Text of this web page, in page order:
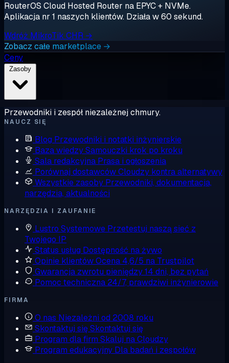
RouterOS Cloud Hosted Router na EPYC + NVMe.
Aplikacja nr 1 naszych klientów. Działa w 60 sekund.
Wdróż MikroTik CHR →
Zobacz całe marketplace →
Ceny
Przewodniki i zespół niezależnej chmury.
NAUCZ SIĘ
Blog Przewodniki i notatki inżynierskie
Baza wiedzySamouczki krok po kroku
Sala redakcyjna Prasa i ogłoszenia
Porównaj dostawcówCloudzy kontra alternatywy
Wszystkie zasoby Przewodniki, dokumentacja,
narzędzia, aktualności
NARZĘDZIA I ZAUFANIE
Lustro Systemowe Przetestuj naszą sieć z
Twojego IP
Status usług Dostępność na żywo
Opinie klientówOcena 4,6/5 na Trustpilot
Gwarancja zwrotu pieniędzy14 dni, bez pytań
Pomoc techniczna 24/7, prawdziwi inżynierowie
FIRMA
O nas Niezależni od 2008 roku
Skontaktuj sięSkontaktuj się
Program dla firm Skaluj na Cloudzy
Program edukacyjny Dla badań i zespołów